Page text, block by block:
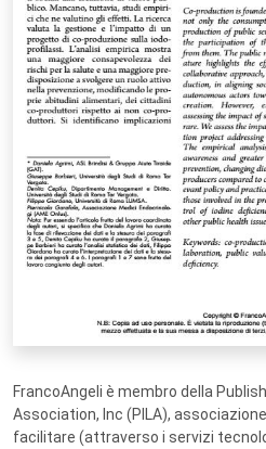
FrancoAngeli è membro della
Association, Inc (PILA),
facilitare (attraverso i servizi